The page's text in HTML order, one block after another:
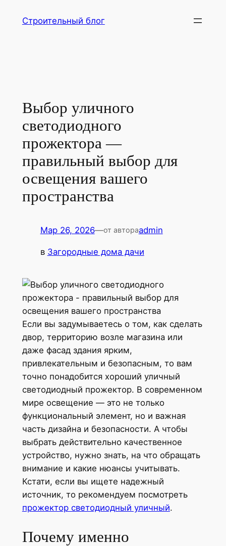
Строительный блог
Выбор уличного
светодиодного
прожектора —
правильный выбор для
освещения вашего
пространства
Мар 26, 2026—от автораadmin
в Загородные дома дачи
Если вы задумываетесь о том, как сделать
двор, территорию возле магазина или
даже фасад здания ярким,
привлекательным и безопасным, то вам
точно понадобится хороший уличный
светодиодный прожектор. В современном
мире освещение — это не только
функциональный элемент, но и важная
часть дизайна и безопасности. А чтобы
выбрать действительно качественное
устройство, нужно знать, на что обращать
внимание и какие нюансы учитывать.
Кстати, если вы ищете надежный
источник, то рекомендуем посмотреть
прожектор светодиодный уличный.
Почему именно